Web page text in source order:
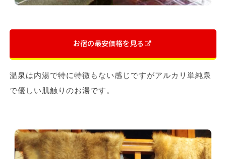
お宿の最安価格を見る
温泉は内湯で特に特徴もない感じですがアルカリ単純泉
で優しい肌触りのお湯です。